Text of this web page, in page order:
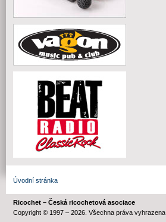
Úvodní stránka
Ricochet – Česká ricochetová asociace
Copyright © 1997 – 2026. Všechna práva vyhrazena.